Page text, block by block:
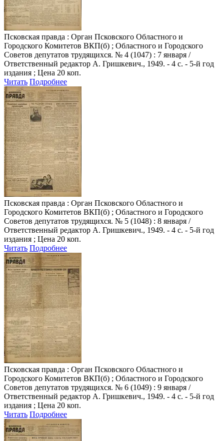
Псковская правда : Орган Псковского Областного и
Городского Комитетов ВКП(б) ; Областного и Городского
Советов депутатов трудящихся. № 4 (1047) : 7 января /
Ответственный редактор А. Гришкевич., 1949. - 4 с. - 5-й год
издания ; Цена 20 коп.
Читать Подробнее
Псковская правда : Орган Псковского Областного и
Городского Комитетов ВКП(б) ; Областного и Городского
Советов депутатов трудящихся. № 5 (1048) : 8 января /
Ответственный редактор А. Гришкевич., 1949. - 4 с. - 5-й год
издания ; Цена 20 коп.
Читать Подробнее
Псковская правда : Орган Псковского Областного и
Городского Комитетов ВКП(б) ; Областного и Городского
Советов депутатов трудящихся. № 6 (1049) : 9 января /
Ответственный редактор А. Гришкевич., 1949. - 4 с. - 5-й год
издания ; Цена 20 коп.
Читать Подробнее